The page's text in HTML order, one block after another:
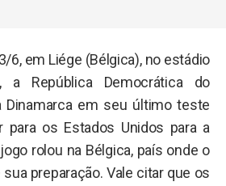
6, em Liége (Bélgica), no estádio
a República Democrática do
Dinamarca em seu último teste
para os Estados Unidos para a
rolou na Bélgica, país onde o
preparação. Vale citar que os